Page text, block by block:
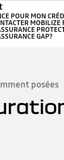
POUR MON
GAP?
posées